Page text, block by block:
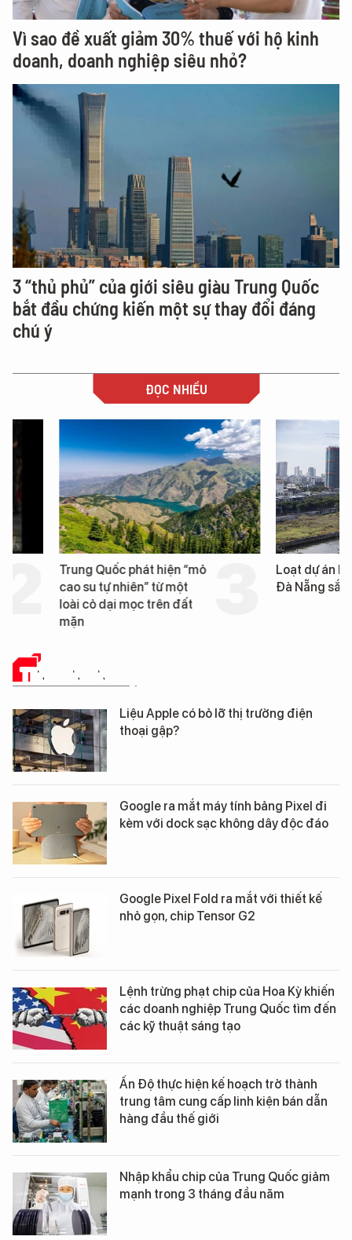
Vì sao đề xuất giảm 30% thuế với hộ kinh
doanh, doanh nghiệp siêu nhỏ?
3 “thủ phủ” của giới siêu giàu Trung Quốc
bắt đầu chứng kiến một sự thay đổi đáng
chú ý
ĐỌC NHIỀU
Trung Quốc phát hiện “mỏ
cao su tự nhiên” từ một
loài cỏ dại mọc trên đất
Loạt dự án bất động
Đà Nẵng sắp bị kiểm
TIN CÔNG NGHỆ
Liệu Apple có bỏ lỡ thị trường điện
thoại gập?
Google ra mắt máy tính bảng Pixel đi
kèm với dock sạc không dây độc đáo
Google Pixel Fold ra mắt với thiết kế
nhỏ gọn, chip Tensor G2
Lệnh trừng phạt chip của Hoa Kỳ khiến
các doanh nghiệp Trung Quốc tìm đến
các kỹ thuật sáng tạo
Ấn Độ thực hiện kế hoạch trở thành
trung tâm cung cấp linh kiện bán dẫn
hàng đầu thế giới
Nhập khẩu chip của Trung Quốc giảm
mạnh trong 3 tháng đầu năm